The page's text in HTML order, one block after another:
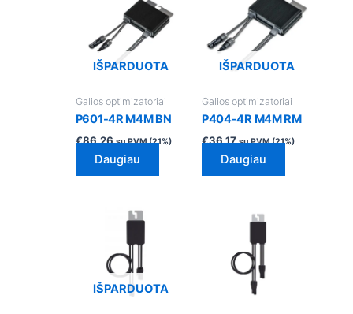
IŠPARDUOTA
Galios optimizatoriai
P601-4R M4M BN
€86.26 su PVM (21%)
Daugiau
IŠPARDUOTA
Galios optimizatoriai
P404-4R M4M RM
€36.17 su PVM (21%)
Daugiau
IŠPARDUOTA